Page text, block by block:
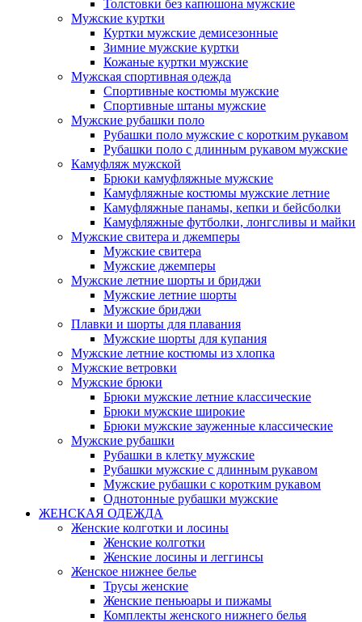
Толстовки без капюшона мужские
Мужские куртки
Куртки мужские демисезонные
Зимние мужские куртки
Кожаные куртки мужские
Мужская спортивная одежда
Спортивные костюмы мужские
Спортивные штаны мужские
Мужские рубашки поло
Рубашки поло мужские с коротким рукавом
Рубашки поло с длинным рукавом мужские
Камуфляж мужской
Брюки камуфляжные мужские
Камуфляжные костюмы мужские летние
Камуфляжные панамы, кепки и бейсболки
Камуфляжные футболки, лонгсливы и майки
Мужские свитера и джемперы
Мужские свитера
Мужские джемперы
Мужские летние шорты и бриджи
Мужские летние шорты
Мужские бриджи
Плавки и шорты для плавания
Мужские шорты для купания
Мужские летние костюмы из хлопка
Мужские ветровки
Мужские брюки
Брюки мужские летние классические
Брюки мужские широкие
Брюки мужские зауженные классические
Мужские рубашки
Рубашки в клетку мужские
Рубашки мужские с длинным рукавом
Мужские рубашки с коротким рукавом
Однотонные рубашки мужские
ЖЕНСКАЯ ОДЕЖДА
Женские колготки и лосины
Женские колготки
Женские лосины и леггинсы
Женское нижнее белье
Трусы женские
Женские пеньюары и пижамы
Комплекты женского нижнего белья